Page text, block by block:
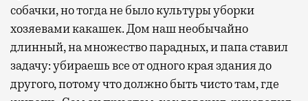
собачки, но тогда не было культуры уборки
хозяевами какашек. Дом наш необычайно
длинный, на множество парадных, и папа ставил
задачу: убираешь все от одного края здания до
другого, потому что должно быть чисто там, где